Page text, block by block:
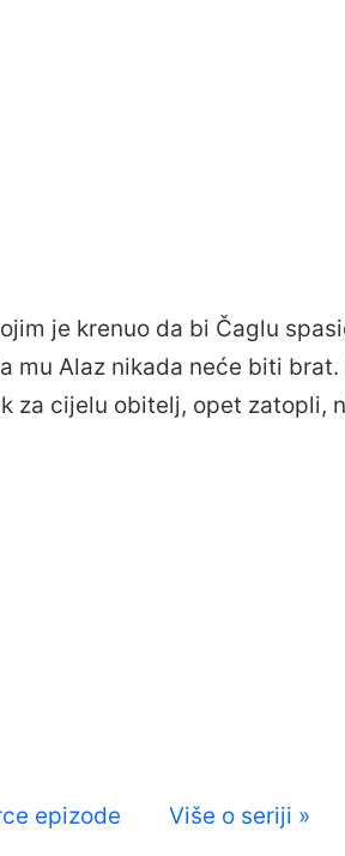
je krenuo da bi Čaglu
mu Alaz nikada neće biti
za cijelu obitelj, opet zatopli,
epizode Više o seriji »